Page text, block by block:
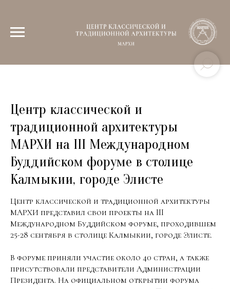
Центр классической и
традиционной архитектуры
МАРХИ на III Международном
Буддийском форуме в столице
Калмыкии, городе Элисте
Центр классической и традиционной архитектуры
МАРХИ представил свои проекты на III
Международном Буддийском форуме, проходившем
25-28 сентября в столице Калмыкии, городе Элисте.
В форуме приняли участие около 40 стран, а также
присутствовали представители Администрации
Президента. На официальном открытии форума